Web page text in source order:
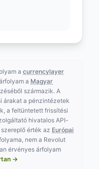
a currencylayer
a Magyar
származik. A
árakat a pénzintézetek
a feltüntetett frissítési
hivatalos API-
érték az Európai
nem a Revolut
érvényes árfolyam
→